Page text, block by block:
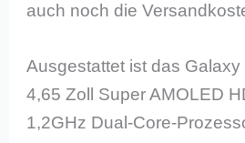
auch noch die
Ausgestattet ist das
4,65 Zoll Super AMOLED
1,2GHz Dual-Core-